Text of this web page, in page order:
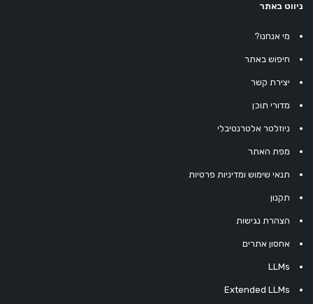
ניווט באתר
מי אנחנו?
חיפוש באתר
יצירת קשר
מדורי תוכן
ניוזלטר אלטרנטיבלי
מפת האתר
תנאי שימוש ומדיניות פרטיות
תקנון
הצהרת נגישות
אחסון אתרים
LLMs
Extended LLMs